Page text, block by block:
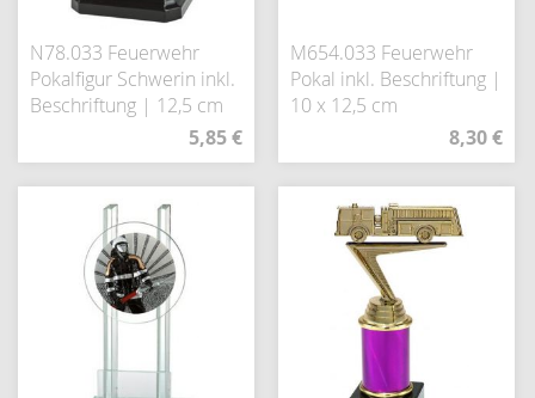
N78.033 Feuerwehr
Pokalfigur Schwerin inkl.
Beschriftung | 12,5 cm
5,85 €
M654.033 Feuerwehr
Pokal inkl. Beschriftung |
10 x 12,5 cm
8,30 €